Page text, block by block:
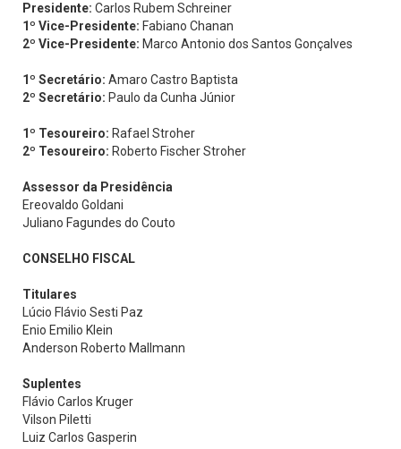
Presidente: Carlos Rubem Schreiner
1º Vice-Presidente: Fabiano Chanan
2º Vice-Presidente: Marco Antonio dos Santos Gonçalves
1º Secretário: Amaro Castro Baptista
2º Secretário: Paulo da Cunha Júnior
1º Tesoureiro: Rafael Stroher
2º Tesoureiro: Roberto Fischer Stroher
Assessor da Presidência
Ereovaldo Goldani
Juliano Fagundes do Couto
CONSELHO FISCAL
Titulares
Lúcio Flávio Sesti Paz
Enio Emilio Klein
Anderson Roberto Mallmann
Suplentes
Flávio Carlos Kruger
Vilson Piletti
Luiz Carlos Gasperin